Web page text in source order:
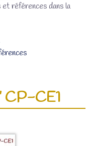
références dans la
CP-CE1